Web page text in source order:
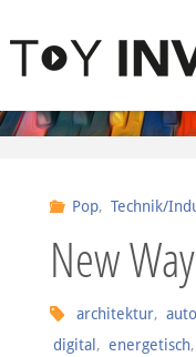
Pop, Technik/
New
architektur,
digital , energetisch,